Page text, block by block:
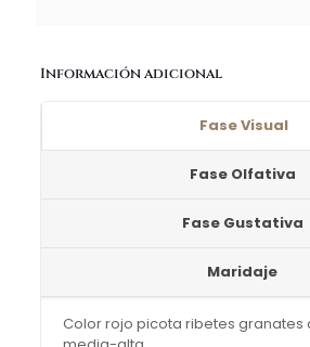
Información adicional
Fase Visual
Fase Olfativa
Fase Gustativa
Maridaje
Color rojo picota ribetes granates